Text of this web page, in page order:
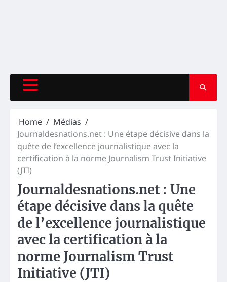
Home
Médias
Journaldesnations.net : Une étape décisive dans la
quête de l’excellence journalistique avec la
certification à la norme Journalism Trust Initiative
(JTI)
Journaldesnations.net : Une
étape décisive dans la quête
de l’excellence journalistique
avec la certification à la
norme Journalism Trust
Initiative (JTI)